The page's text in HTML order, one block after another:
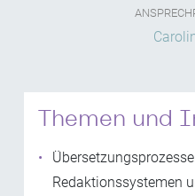
Themen und
Redaktionssystemen